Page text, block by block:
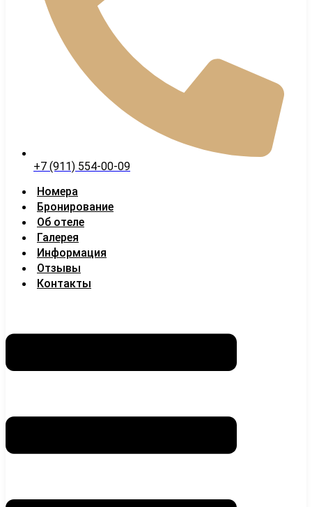
+7 (911) 554-00-09
Номера
Бронирование
Об отеле
Галерея
Информация
Отзывы
Контакты